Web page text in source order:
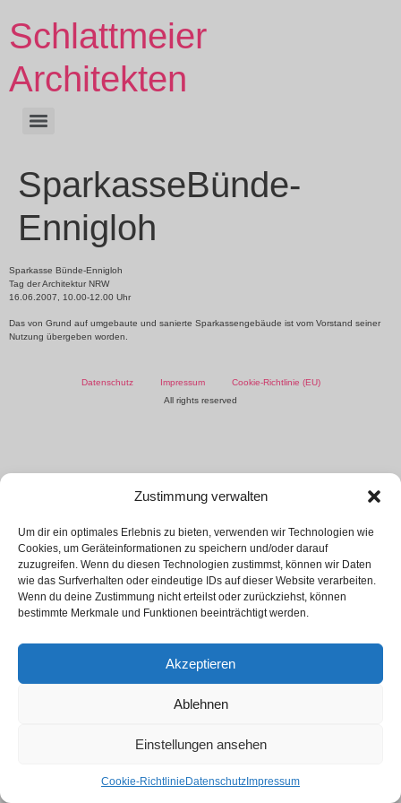
Zustimmung verwalten
Um dir ein optimales Erlebnis zu bieten, verwenden wir Technologien wie
Cookies, um Geräteinformationen zu speichern und/oder darauf
zuzugreifen. Wenn du diesen Technologien zustimmst, können wir Daten
wie das Surfverhalten oder eindeutige IDs auf dieser Website verarbeiten.
Wenn du deine Zustimmung nicht erteilst oder zurückziehst, können
bestimmte Merkmale und Funktionen beeinträchtigt werden.
Akzeptieren
Ablehnen
Einstellungen ansehen
Cookie-Richtlinie Datenschutz Impressum
Schlattmeier
Architekten
SparkasseBünde-
Ennigloh
Sparkasse Bünde-Ennigloh
Tag der Architektur NRW
16.06.2007, 10.00-12.00 Uhr
Das von Grund auf umgebaute und sanierte Sparkassengebäude ist vom Vorstand seiner
Nutzung übergeben worden.
Datenschutz Impressum
Cookie-Richtlinie (EU)
All rights reserved